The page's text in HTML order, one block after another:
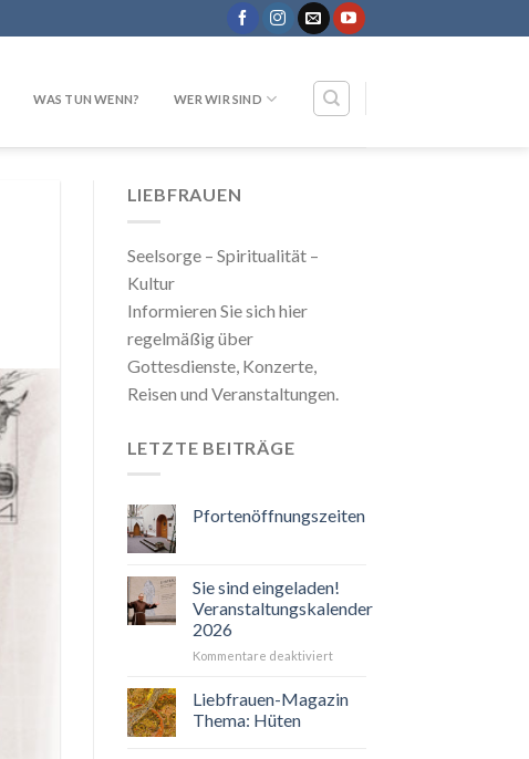
WAS TUN WENN? WER WIR SIND
LIEBFRAUEN
Seelsorge – Spiritualität –
Kultur
Informieren Sie sich hier
regelmäßig über
Gottesdienste, Konzerte,
Reisen und Veranstaltungen.
LETZTE BEITRÄGE
Pfortenöffnungszeiten
Sie sind eingeladen!
Veranstaltungskalender
2026
Kommentare deaktiviertfür
sind
Liebfrauen-Magazin
Thema: Hüten